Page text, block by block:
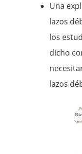
Una
lazos
los
dicho
lazos